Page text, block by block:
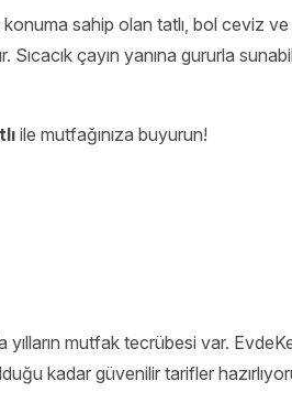
konuma sahip olan tatlı, bol ceviz
Sıcacık çayın yanına gururla
ile mutfağınıza buyurun!
mutfak tecrübesi var.
kadar güvenilir tarifler